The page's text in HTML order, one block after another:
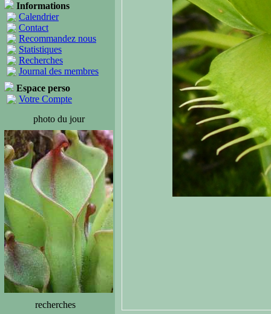
Informations
Calendrier
Contact
Recommandez nous
Statistiques
Recherches
Journal des membres
Espace perso
Votre Compte
photo du jour
recherches